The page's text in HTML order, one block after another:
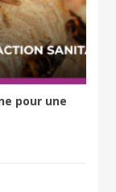
pour une